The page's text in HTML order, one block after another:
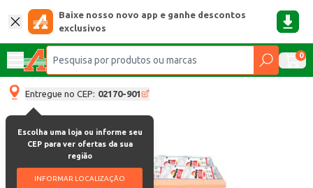
Baixe nosso novo app e ganhe descontos
exclusivos
0
Entregue no CEP: 02170-901
Escolha uma loja ou informe seu
CEP para ver ofertas da sua
região
INFORMAR LOCALIZAÇÃO